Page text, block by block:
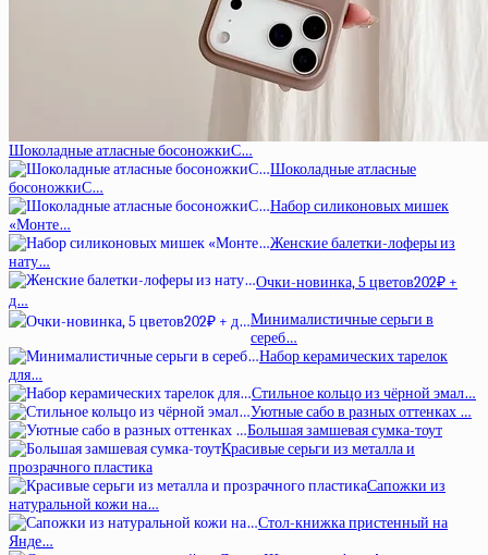
Шоколадные атласные босоножкиС…
Шоколадные атласные
босоножкиС…
Набор силиконовых мишек
«Монте…
Женские балетки-лоферы из
нату…
Очки-новинка, 5 цветов202₽ +
д…
Минималистичные серьги в
сереб…
Набор керамических тарелок
для…
Стильное кольцо из чёрной эмал…
Уютные сабо в разных оттенках …
Большая замшевая сумка-тоут
Красивые серьги из металла и
прозрачного пластика
Сапожки из
натуральной кожи на…
Стол-книжка пристенный на
Янде…